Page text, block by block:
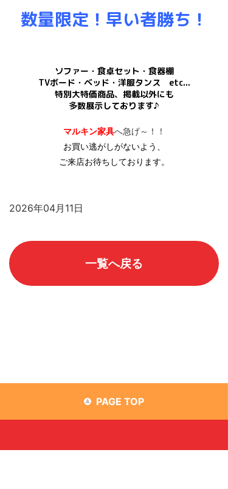
数量限定！早い者勝ち！
ソファー・食卓セット・食器棚
TVボード・ベッド・洋服タンス etc...
特別大特価商品、掲載以外にも
多数展示しております♪
マルキン家具へ急げ～！！
お買い逃がしがないよう、
ご来店お待ちしております。
2026年04月11日
一覧へ戻る
PAGE TOP